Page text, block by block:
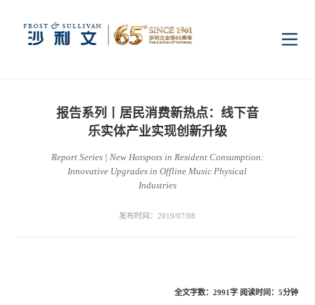
行业研究
报告系列丨居民消费新热点：线下音
乐实体产业实现创新升级
Report Series | New Hotspots in Resident Consumption:
Innovative Upgrades in Offline Music Physical
Industries
发布时间：2019/07/08
全文字数：2991字 阅读时间：5分钟